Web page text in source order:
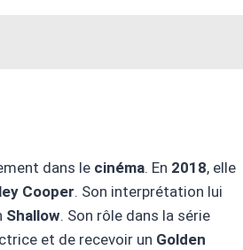
dans le cinéma. En 2018, elle
Cooper. Son interprétation lui
Shallow. Son rôle dans la série
et de recevoir un Golden